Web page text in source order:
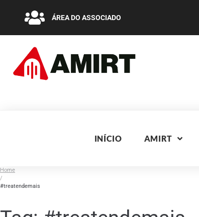
ÁREA DO ASSOCIADO
INÍCIO AMIRT
Home
/
#treatendemais